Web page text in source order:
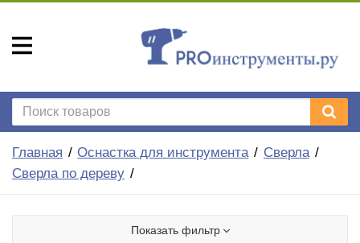
Главная Оснастка для инструмента
Сверла
Сверла по дереву
Показать фильтр